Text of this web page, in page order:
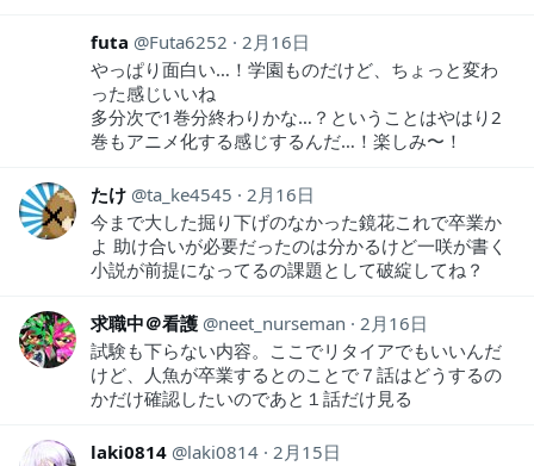
futa Futa6252
2月16日
やっぱり面白い…！学園ものだけど、ちょっと変わ
った感じいいね
多分次で1巻分終わりかな…？ということはやはり2
巻もアニメ化する感じするんだ…！楽しみ〜！
たけ ta_ke4545
2月16日
今まで大した掘り下げのなかった鏡花これで卒業か
よ 助け合いが必要だったのは分かるけど一咲が書く
小説が前提になってるの課題として破綻してね？
求職中＠看護 neet_nurseman
2月16日
試験も下らない内容。ここでリタイアでもいいんだ
けど、人魚が卒業するとのことで７話はどうするの
かだけ確認したいのであと１話だけ見る
laki0814 laki0814 2月15日